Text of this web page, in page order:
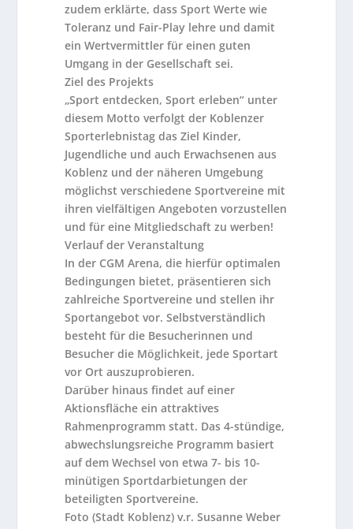
zudem erklärte, dass Sport Werte wie
Toleranz und Fair-Play lehre und damit
ein Wertvermittler für einen guten
Umgang in der Gesellschaft sei.
Ziel des Projekts
„Sport entdecken, Sport erleben“ unter
diesem Motto verfolgt der Koblenzer
Sporterlebnistag das Ziel Kinder,
Jugendliche und auch Erwachsenen aus
Koblenz und der näheren Umgebung
möglichst verschiedene Sportvereine mit
ihren vielfältigen Angeboten vorzustellen
und für eine Mitgliedschaft zu werben!
Verlauf der Veranstaltung
In der CGM Arena, die hierfür optimalen
Bedingungen bietet, präsentieren sich
zahlreiche Sportvereine und stellen ihr
Sportangebot vor. Selbstverständlich
besteht für die Besucherinnen und
Besucher die Möglichkeit, jede Sportart
vor Ort auszuprobieren.
Darüber hinaus findet auf einer
Aktionsfläche ein attraktives
Rahmenprogramm statt. Das 4-stündige,
abwechslungsreiche Programm basiert
auf dem Wechsel von etwa 7- bis 10-
minütigen Sportdarbietungen der
beteiligten Sportvereine.
Foto (Stadt Koblenz) v.r. Susanne Weber